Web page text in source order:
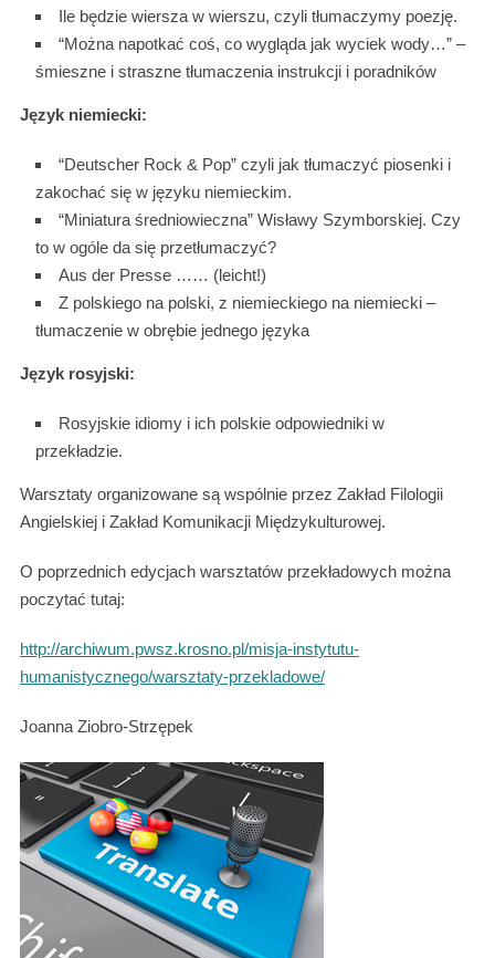
Ile będzie wiersza w wierszu, czyli tłumaczymy poezję.
“Można napotkać coś, co wygląda jak wyciek wody…” –
śmieszne i straszne tłumaczenia instrukcji i poradników
Język niemiecki:
“Deutscher Rock & Pop” czyli jak tłumaczyć piosenki i
zakochać się w języku niemieckim.
“Miniatura średniowieczna” Wisławy Szymborskiej. Czy
to w ogóle da się przetłumaczyć?
Aus der Presse …… (leicht!)
Z polskiego na polski, z niemieckiego na niemiecki –
tłumaczenie w obrębie jednego języka
Język rosyjski:
Rosyjskie idiomy i ich polskie odpowiedniki w
przekładzie.
Warsztaty organizowane są wspólnie przez Zakład Filologii
Angielskiej i Zakład Komunikacji Międzykulturowej.
O poprzednich edycjach warsztatów przekładowych można
poczytać tutaj:
http://archiwum.pwsz.krosno.pl/misja-instytutu-
humanistycznego/warsztaty-przekladowe/
Joanna Ziobro-Strzępek